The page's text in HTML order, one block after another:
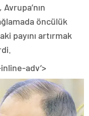
öncülük
payını artırmak
adv’>